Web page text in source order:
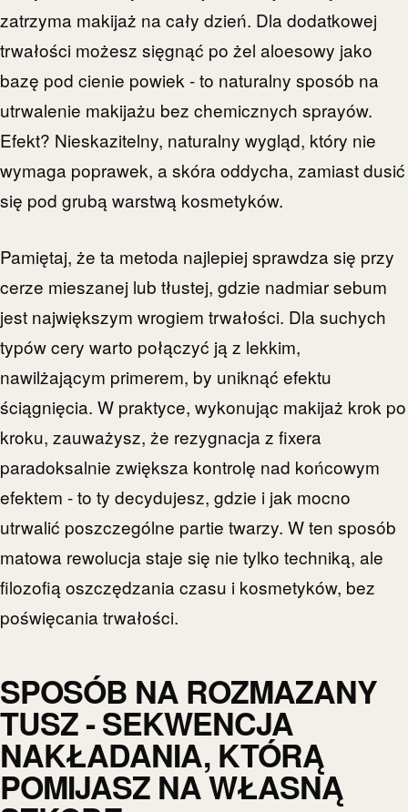
zatrzyma makijaż na cały dzień. Dla dodatkowej
trwałości możesz sięgnąć po żel aloesowy jako
bazę pod cienie powiek - to naturalny sposób na
utrwalenie makijażu bez chemicznych sprayów.
Efekt? Nieskazitelny, naturalny wygląd, który nie
wymaga poprawek, a skóra oddycha, zamiast dusić
się pod grubą warstwą kosmetyków.
Pamiętaj, że ta metoda najlepiej sprawdza się przy
cerze mieszanej lub tłustej, gdzie nadmiar sebum
jest największym wrogiem trwałości. Dla suchych
typów cery warto połączyć ją z lekkim,
nawilżającym primerem, by uniknąć efektu
ściągnięcia. W praktyce, wykonując makijaż krok po
kroku, zauważysz, że rezygnacja z fixera
paradoksalnie zwiększa kontrolę nad końcowym
efektem - to ty decydujesz, gdzie i jak mocno
utrwalić poszczególne partie twarzy. W ten sposób
matowa rewolucja staje się nie tylko techniką, ale
filozofią oszczędzania czasu i kosmetyków, bez
poświęcania trwałości.
SPOSÓB NA ROZMAZANY
TUSZ - SEKWENCJA
NAKŁADANIA, KTÓRĄ
POMIJASZ NA WŁASNĄ